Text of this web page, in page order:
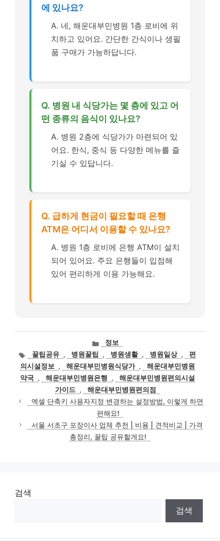
에 있나요?
A. 네, 해운대부민병원 1층 로비에 위
치하고 있어요. 간단한 간식이나 생필
품 구매가 가능하답니다.
Q. 병원 내 식당가는 몇 층에 있고 어
떤 종류의 음식이 있나요?
A. 병원 2층에 식당가가 마련되어 있
어요. 한식, 중식 등 다양한 메뉴를 즐
기실 수 있답니다.
Q. 급하게 현금이 필요할 때 은행
ATM은 어디서 이용할 수 있나요?
A. 병원 1층 로비에 은행 ATM이 설치
되어 있어요. 주요 은행들이 입점해
있어 편리하게 이용 가능해요.
카
고
리
정보
태
그
꿀팁공유 , 병원꿀팁 , 병원생활 , 병원일상 ,
편
의시설정보
, 해운대부민병원식당가 ,
해운대부민병원
약국 , 해운대부민병원은행 ,
해운대부민병원편의시설
가이드 ,
해운대부민병원편의점
엑셀 단축키 사용자지정 변경하는 설정방법, 이렇게 하면
편해요!
서울 서초구 포장이사 업체 추천 | 비용 | 견적비교 | 가격
총정리, 꿀팁 공유할게요!
검색
검색